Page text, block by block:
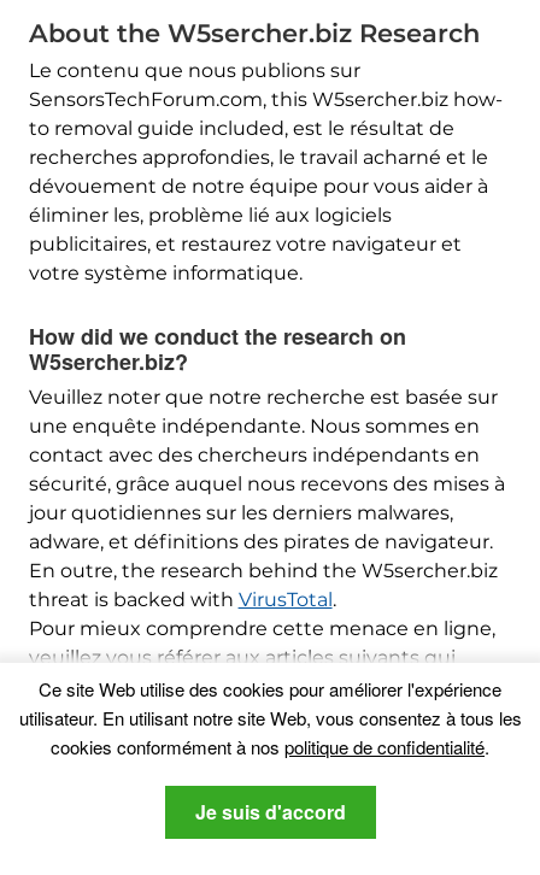
About the W5sercher.biz Research
Le contenu que nous publions sur
SensorsTechForum.com, this W5sercher.biz how-
to removal guide included, est le résultat de
recherches approfondies, le travail acharné et le
dévouement de notre équipe pour vous aider à
éliminer les, problème lié aux logiciels
publicitaires, et restaurez votre navigateur et
votre système informatique.
How did we conduct the research on
W5sercher.biz?
Veuillez noter que notre recherche est basée sur
une enquête indépendante. Nous sommes en
contact avec des chercheurs indépendants en
sécurité, grâce auquel nous recevons des mises à
jour quotidiennes sur les derniers malwares,
adware, et définitions des pirates de navigateur.
En outre, the research behind the W5sercher.biz
threat is backed with VirusTotal.
Pour mieux comprendre cette menace en ligne,
veuillez vous référer aux articles suivants qui
fournissent des détails bien informés.
Tsetso Mihailov
geek et aime tout ce qui est lié
Ce site Web utilise des cookies pour améliorer l'expérience
utilisateur. En utilisant notre site Web, vous consentez à tous les
cookies conformément à nos politique de confidentialité.
Je suis d'accord